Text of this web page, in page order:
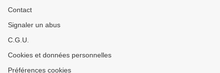
Contact
Signaler un abus
C.G.U.
Cookies et données personnelles
Préférences cookies